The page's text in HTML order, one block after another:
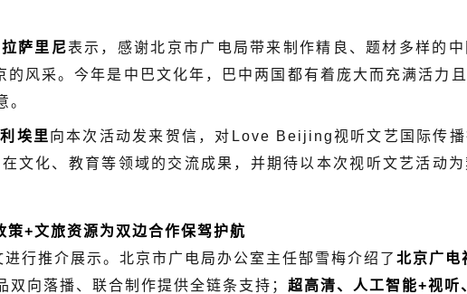
萨里尼表示，感谢北京市广电局带来制作精良、题材多样的
的风采。今年是中巴文化年，巴中两国都有着庞大而充满活力
。
埃里 向本次活动发来贺信，对Love Beijing视听文艺国际传
文化、教育等领域的交流成果，并期待以本次视听文艺活动
+文旅资源为双边合作保驾护航
推介展示。北京市广电局办公室主任郜雪梅介绍了 北京广电
双向落播、联合制作提供全链条支持； 超高清、人工智能+视听